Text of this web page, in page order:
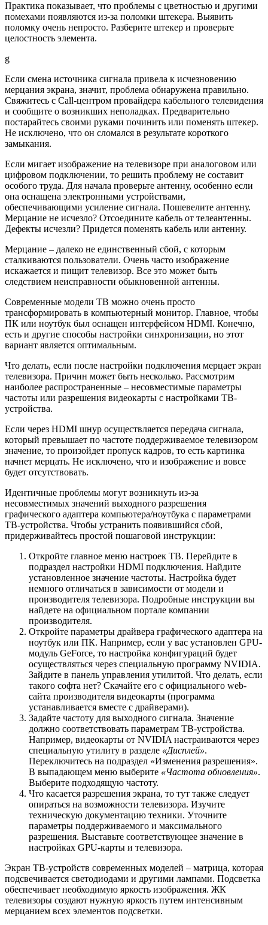
Практика показывает, что проблемы с цветностью и другими
помехами появляются из-за поломки штекера. Выявить
поломку очень непросто. Разберите штекер и проверьте
целостность элемента.
g
Если смена источника сигнала привела к исчезновению
мерцания экрана, значит, проблема обнаружена правильно.
Свяжитесь с Call-центром провайдера кабельного телевидения
и сообщите о возникших неполадках. Предварительно
постарайтесь своими руками починить или поменять штекер.
Не исключено, что он сломался в результате короткого
замыкания.
Если мигает изображение на телевизоре при аналоговом или
цифровом подключении, то решить проблему не составит
особого труда. Для начала проверьте антенну, особенно если
она оснащена электронными устройствами,
обеспечивающими усиление сигнала. Пошевелите антенну.
Мерцание не исчезло? Отсоедините кабель от телеантенны.
Дефекты исчезли? Придется поменять кабель или антенну.
Мерцание – далеко не единственный сбой, с которым
сталкиваются пользователи. Очень часто изображение
искажается и пищит телевизор. Все это может быть
следствием неисправности обыкновенной антенны.
Современные модели ТВ можно очень просто
трансформировать в компьютерный монитор. Главное, чтобы
ПК или ноутбук был оснащен интерфейсом HDMI. Конечно,
есть и другие способы настройки синхронизации, но этот
вариант является оптимальным.
Что делать, если после настройки подключения мерцает экран
телевизора. Причин может быть несколько. Рассмотрим
наиболее распространенные – несовместимые параметры
частоты или разрешения видеокарты с настройками ТВ-
устройства.
Если через HDMI шнур осуществляется передача сигнала,
который превышает по частоте поддерживаемое телевизором
значение, то произойдет пропуск кадров, то есть картинка
начнет мерцать. Не исключено, что и изображение и вовсе
будет отсутствовать.
Идентичные проблемы могут возникнуть из-за
несовместимых значений выходного разрешения
графического адаптера компьютера/ноутбука с параметрами
ТВ-устройства. Чтобы устранить появившийся сбой,
придерживайтесь простой пошаговой инструкции:
Откройте главное меню настроек ТВ. Перейдите в
подраздел настройки HDMI подключения. Найдите
установленное значение частоты. Настройка будет
немного отличаться в зависимости от модели и
производителя телевизора. Подробные инструкции вы
найдете на официальном портале компании
производителя.
Откройте параметры драйвера графического адаптера на
ноутбук или ПК. Например, если у вас установлен GPU-
модуль GeForce, то настройка конфигураций будет
осуществляться через специальную программу NVIDIA.
Зайдите в панель управления утилитой. Что делать, если
такого софта нет? Скачайте его с официального web-
сайта производителя видеокарты (программа
устанавливается вместе с драйверами).
Задайте частоту для выходного сигнала. Значение
должно соответствовать параметрам ТВ-устройства.
Например, видеокарты от NVIDIA настраиваются через
специальную утилиту в разделе «Дисплей».
Переключитесь на подраздел «Изменения разрешения».
В выпадающем меню выберите «Частота обновления».
Выберите подходящую частоту.
Что касается разрешения экрана, то тут также следует
опираться на возможности телевизора. Изучите
техническую документацию техники. Уточните
параметры поддерживаемого и максимального
разрешения. Выставьте соответствующее значение в
настройках GPU-карты и телевизора.
Экран ТВ-устройств современных моделей – матрица, которая
подсвечивается светодиодами и другими лампами. Подсветка
обеспечивает необходимую яркость изображения. ЖК
телевизоры создают нужную яркость путем интенсивным
мерцанием всех элементов подсветки.